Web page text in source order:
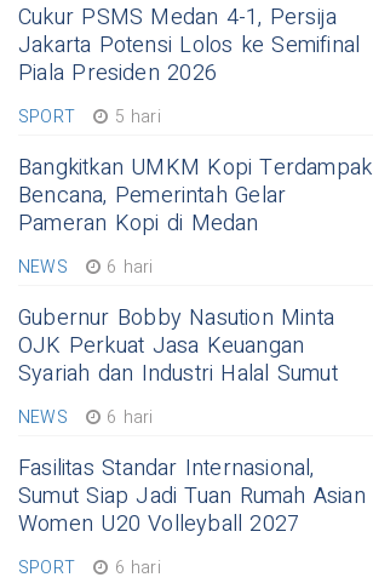
Cukur PSMS Medan 4-1, Persija
Jakarta Potensi Lolos ke Semifinal
Piala Presiden 2026
SPORT 5 hari
Bangkitkan UMKM Kopi Terdampak
Bencana, Pemerintah Gelar
Pameran Kopi di Medan
NEWS 6 hari
Gubernur Bobby Nasution Minta
OJK Perkuat Jasa Keuangan
Syariah dan Industri Halal Sumut
NEWS 6 hari
Fasilitas Standar Internasional,
Sumut Siap Jadi Tuan Rumah Asian
Women U20 Volleyball 2027
SPORT 6 hari